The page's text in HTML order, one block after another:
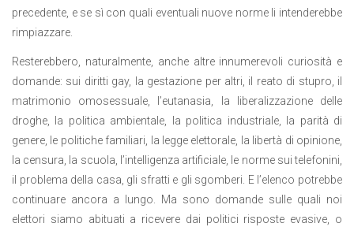
precedente, e se sì con quali eventuali nuove norme li intenderebbe
rimpiazzare.
Resterebbero, naturalmente, anche altre innumerevoli curiosità e
domande: sui diritti gay, la gestazione per altri, il reato di stupro, il
matrimonio omosessuale, l’eutanasia, la liberalizzazione delle
droghe, la politica ambientale, la politica industriale, la parità di
genere, le politiche familiari, la legge elettorale, la libertà di opinione,
la censura, la scuola, l’intelligenza artificiale, le norme sui telefonini,
il problema della casa, gli sfratti e gli sgomberi. E l’elenco potrebbe
continuare ancora a lungo. Ma sono domande sulle quali noi
elettori siamo abituati a ricevere dai politici risposte evasive, o